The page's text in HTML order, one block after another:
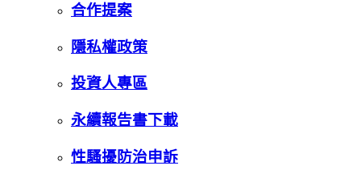
合作提案
隱私權政策
投資人專區
永續報告書下載
性騷擾防治申訴